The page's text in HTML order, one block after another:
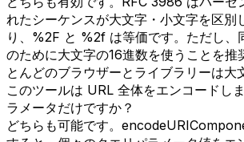
れたシーケンスが大文字・小文字を区別
り、%2F と %2f は等価です。ただし、
のために大文字の16進数を使うことを推
とんどのブラウザーとライブラリーは大
このツールは URL 全体をエンコードし
ラメータだけですか？
どちらも可能です。